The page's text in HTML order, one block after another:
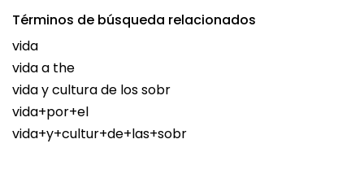
Términos de búsqueda relacionados
vida
vida a the
vida y cultura de los sobr
vida+por+el
vida+y+cultur+de+las+sobr